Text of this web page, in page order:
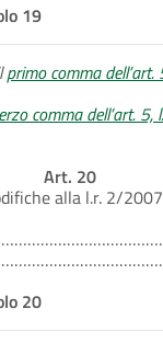
19
primo comma
comma dell’art. 5,
Art. 20
alla l.r. 2/
20